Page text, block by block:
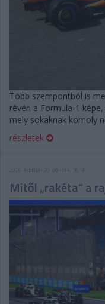
Több szempontból is
révén a Formula-1
mely sokaknak komoly
részletek
2026. február 20. péntek, 16:18
Mitől „rakéta” a